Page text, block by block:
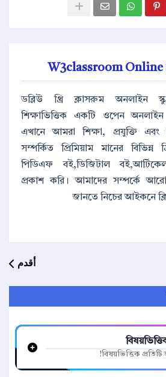
W3classroom Online
ডব্লিউ থ্রি ক্লাসরুম অনলাইন
শিক্ষাভিত্তিক একটি ওপেন অনলাইন
এখানে আমরা শিক্ষা, প্রযুক্তি এবং
সম্পর্কিত প্রিমিয়াম মানের বিভিন্ন
পিডিএফ বই,ডিজিটাল
প্রকাশ করি। আমাদের সম্পর্কে আরো
জানতে নিচের আইকনে
أقدم
বিষয়ভিত্তিক